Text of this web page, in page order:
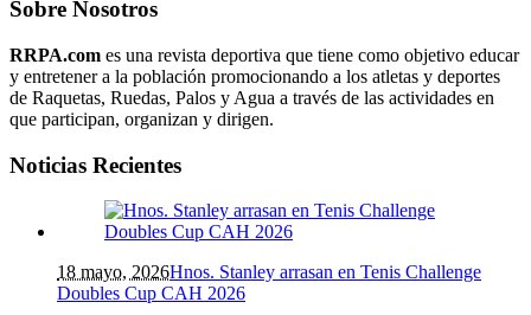
Sobre Nosotros
RRPA.com es una revista deportiva que tiene como objetivo educar
y entretener a la población promocionando a los atletas y deportes
de Raquetas, Ruedas, Palos y Agua a través de las actividades en
que participan, organizan y dirigen.
Noticias Recientes
18 mayo, 2026Hnos. Stanley arrasan en Tenis Challenge
Doubles Cup CAH 2026